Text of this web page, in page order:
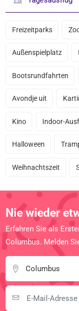
Freizeitparks
Außenspielplatz
Bootsrundfahrten
Avondje uit
Kino Indoor-
Halloween
Weihnachtszeit
Nie wieder
Erfahren Sie als
Columbus. Melden
Columbus